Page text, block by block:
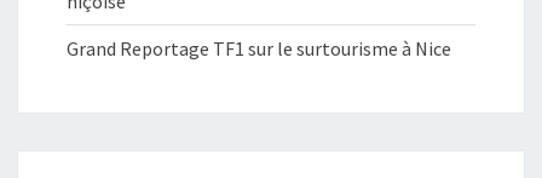
Grand Reportage TF1 sur le surtourisme à Nice